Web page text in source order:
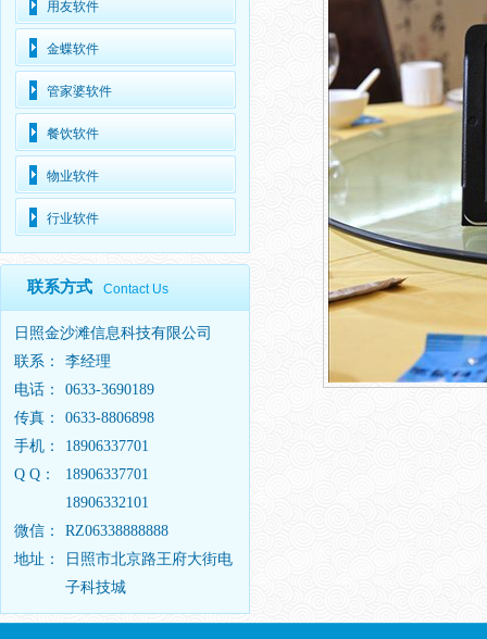
用友软件
金蝶软件
管家婆软件
餐饮软件
物业软件
行业软件
联系方式 Contact Us
日照金沙滩信息科技有限公司
联系：
电话：
传真：
手机：
Q Q：
微信：
地址：
李经理
0633-3690189
0633-8806898
18906337701
18906337701
18906332101
RZ06338888888
日照市北京路王府大街电
子科技城